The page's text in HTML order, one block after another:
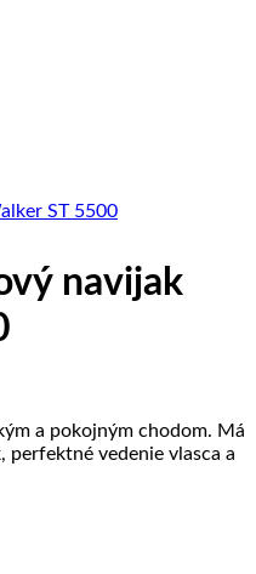
navijak
a pokojným chodom. Má
vedenie vlasca a